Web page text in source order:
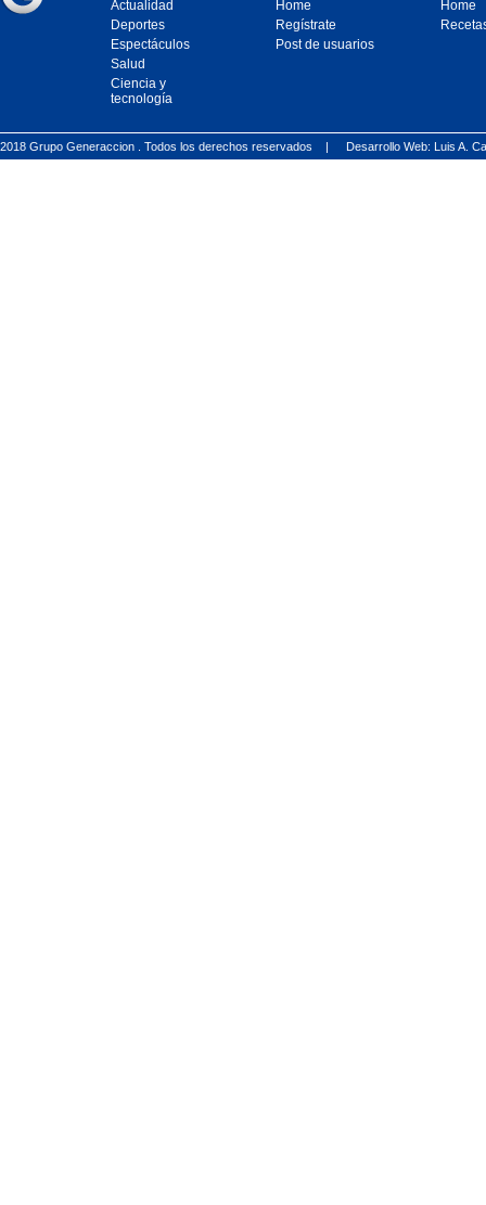
Actualidad
Deportes
Espectáculos
Salud
Ciencia y
tecnología
Home
Regístrate
Post de usuarios
Home
2018 Grupo Generaccion . Todos los derechos reservados | Desarrollo Web: Luis